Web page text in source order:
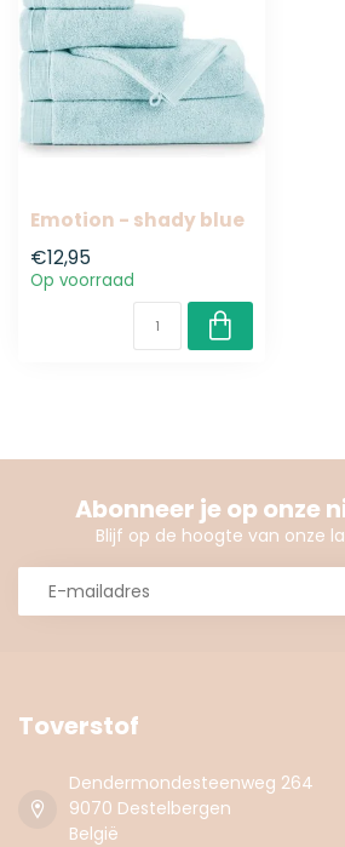
Emotion - shady blue
€12,95
Op voorraad
Abonneer je op onze
Blijf op de hoogte van onze
Toverstof
Dendermondesteenweg 264
9070 Destelbergen
België